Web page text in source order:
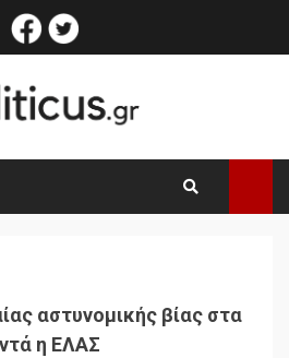
facebook
αστυνομικής βίας στα
η ΕΛΑΣ